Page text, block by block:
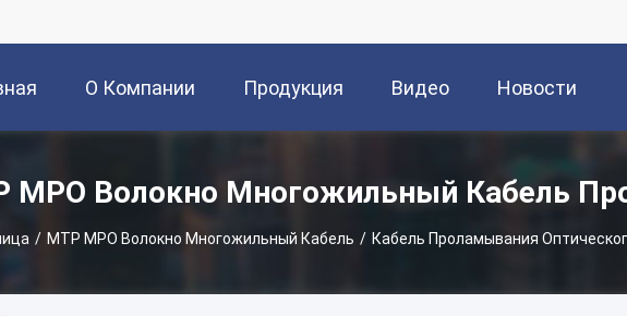
О Компании Продукция Видео Новости
MPO Волокно Многожильный Кабель
/ MTP MPO Волокно Многожильный Кабель / Кабель Проламывания